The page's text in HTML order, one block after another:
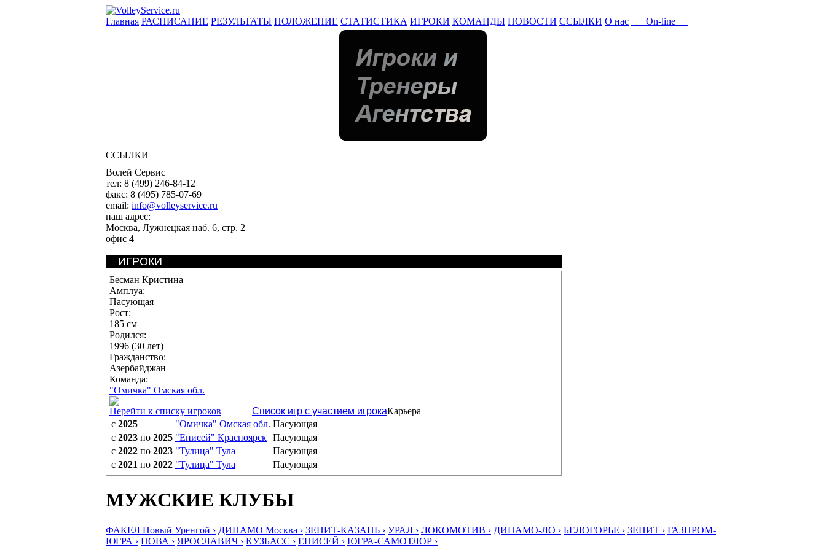
Главная РАСПИСАНИЕ РЕЗУЛЬТАТЫ ПОЛОЖЕНИЕ СТАТИСТИКА ИГРОКИ КОМАНДЫ НОВОСТИ ССЫЛКИ О нас On-line
ССЫЛКИ
Волей Сервис
тел: 8 (499) 246-84-12
факс: 8 (495) 785-07-69
email: info@volleyservice.ru
наш адрес:
Москва, Лужнецкая наб. 6, стр. 2
офис 4
ИГРОКИ
Бесман Кристина
Амплуа:
Пасующая
Рост:
185 см
Родился:
1996 (30 лет)
Гражданство:
Азербайджан
Команда:
"Омичка" Омская обл.
Перейти к списку игроков
Список игр с участием игрокаКарьера
с 2025 "Омичка" Омская обл. Пасующая
с 2023 по 2025 "Енисей" Красноярск Пасующая
с 2022 по 2023 "Тулица" Тула
Пасующая
с 2021 по 2022 "Тулица" Тула Пасующая
МУЖСКИЕ КЛУБЫ
ФАКЕЛ Новый Уренгой › ДИНАМО Москва › ЗЕНИТ-КАЗАНЬ › УРАЛ › ЛОКОМОТИВ › ДИНАМО-ЛО › БЕЛОГОРЬЕ › ЗЕНИТ › ГАЗПРОМ-
ЮГРА › НОВА › ЯРОСЛАВИЧ › КУЗБАСС › ЕНИСЕЙ › ЮГРА-САМОТЛОР ›